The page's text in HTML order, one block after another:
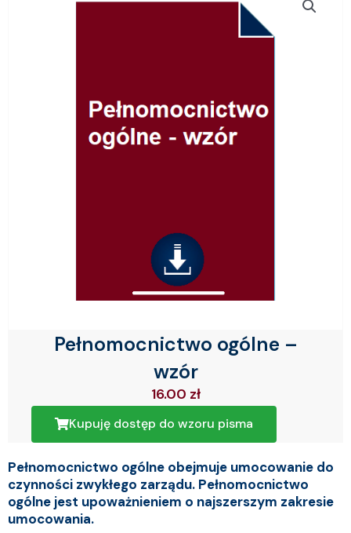
Pełnomocnictwo ogólne –
wzór
16.00 zł
Kupuję dostęp do wzoru pisma
Pełnomocnictwo ogólne obejmuje umocowanie do
czynności zwykłego zarządu. Pełnomocnictwo
ogólne jest upoważnieniem o najszerszym zakresie
umocowania.